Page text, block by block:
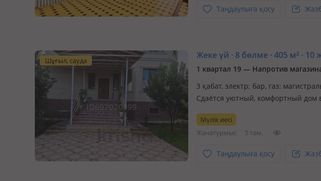
Таңдаулыға қосу
Шұғыл, сауда Жеке үй · 8 бөлме · 405 м² · 10
1 квартал 19 — Напротив
3 қабат, электр: бар, газ:
Сдаётся уютный, комфортный дом
экологически чистом районе
Сдаётся на долги…
Мүлік иесі
Жанатурмыс
5 там.
Таңдаулыға қосу